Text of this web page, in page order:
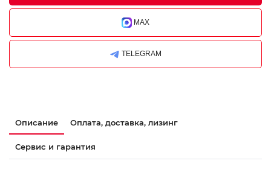
MAX
TELEGRAM
Описание Оплата, доставка, лизинг
Сервис и гарантия